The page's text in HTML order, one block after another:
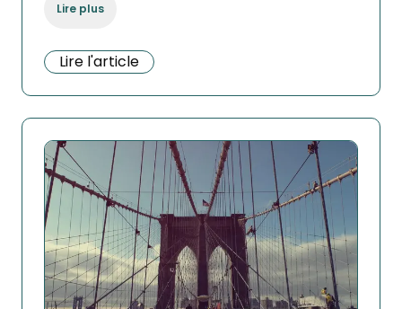
Lire plus
Lire l'article